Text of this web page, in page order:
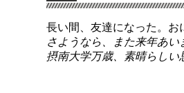
長い間、友達になった。お
さようなら、また来年あい
摂南大学万歳、素晴らしい